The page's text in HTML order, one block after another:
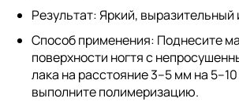
Результат:Яркий, выразительный
Способ применения: Поднесите
поверхности ногтя с
лака на расстояние 3–5 мм на
выполните полимеризацию.